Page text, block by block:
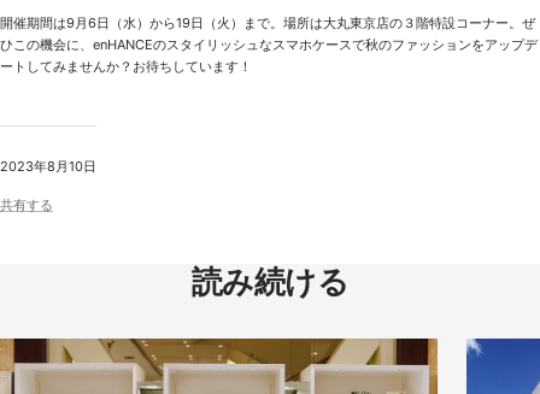
2023年8月10日
共有する
開催期間は9月6日（水）から19日（火）まで。場所は大丸東京店の３階特設コーナー。ぜ
ひこの機会に、enHANCEのスタイリッシュなスマホケースで秋のファッションをアップデ
ートしてみませんか？お待ちしています！
読み続ける